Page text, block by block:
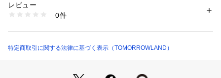
一枚着としてはもちろん、ジャケットやジレなどにインして着
こなすのもおすすめ。
洗濯：手洗い、漂白不可、タンブル乾燥不可、自然乾燥、アイロン仕上げ
可、ドライ可、ウエットクリーニング可
商品番号：1095000023004 （モール）
レビュー
0件
特定商取引に関する法律に基づく表示（TOMORROWLAND）